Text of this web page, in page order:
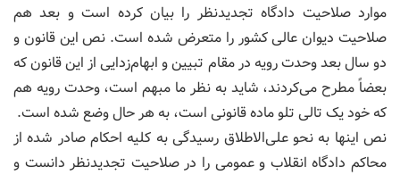
موارد صلاحیت دادگاه تجدیدنظر را بیان کرده است و بعد هم
صلاحیت دیوان عالی کشور را متعرض شده است. نص این قانون و
دو سال بعد وحدت رویه در مقام تبیین و ابهام‌زدایی از این قانون که
بعضاً مطرح می‌کردند، شاید به نظر ما مبهم است، وحدت رویه هم
که خود یک تالی تلو ماده قانونی است، به هر حال وضع شده است.
نص اینها به نحو علی‌الاطلاق رسیدگی به کلیه احکام صادر شده از
محاکم دادگاه انقلاب و عمومی را در صلاحیت تجدیدنظر دانست و